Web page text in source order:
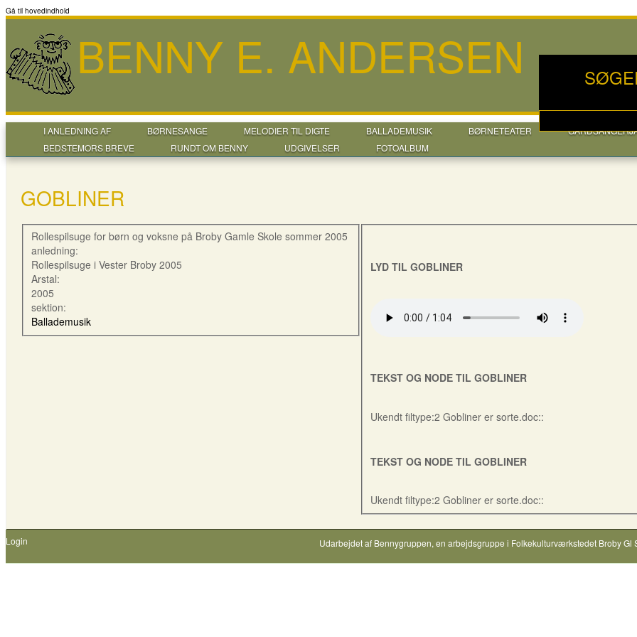
Gå til hovedindhold
BENNY E. ANDERSEN
I ANLEDNING AF BØRNESANGE MELODIER TIL DIGTE BALLADEMUSIK BØRNETEATER
BEDSTEMORS BREVE
RUNDT OM BENNY UDGIVELSER FOTOALBUM
GOBLINER
Rollespilsuge for børn og voksne på Broby Gamle Skole sommer 2005
anledning:
Rollespilsuge i Vester Broby 2005
Arstal:
2005
sektion:
Ballademusik
LYD TIL GOBLINER
TEKST OG NODE TIL GOBLINER
Ukendt filtype:2 Gobliner er sorte.doc::
TEKST OG NODE TIL GOBLINER
Ukendt filtype:2 Gobliner er sorte.doc::
Login Udarbejdet af Bennygruppen, en arbejdsgruppe i Folkekulturværkstedet Broby Gl